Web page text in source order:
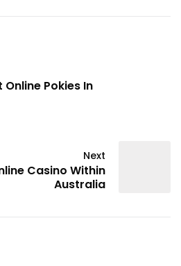
Pokies In
Next
Casino Within
Australia